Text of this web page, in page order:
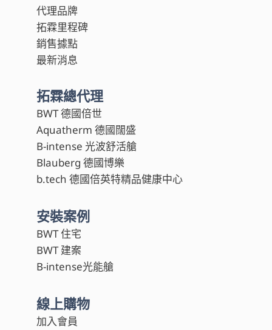
代理品牌
拓霖里程碑
銷售據點
最新消息
拓霖總代理
BWT 德國倍世
Aquatherm 德國闊盛
B-intense 光波舒活艙
Blauberg 德國博樂
b.tech 德國倍英特精品健康中心
安裝案例
BWT 住宅
BWT 建案
B-intense光能艙
線上購物
加入會員